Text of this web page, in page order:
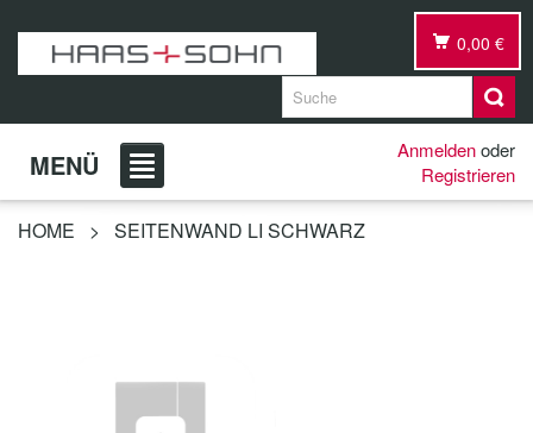
0,00 €
MENÜ Anmeldenoder
Registrieren
HOME > SEITENWAND LI SCHWARZ